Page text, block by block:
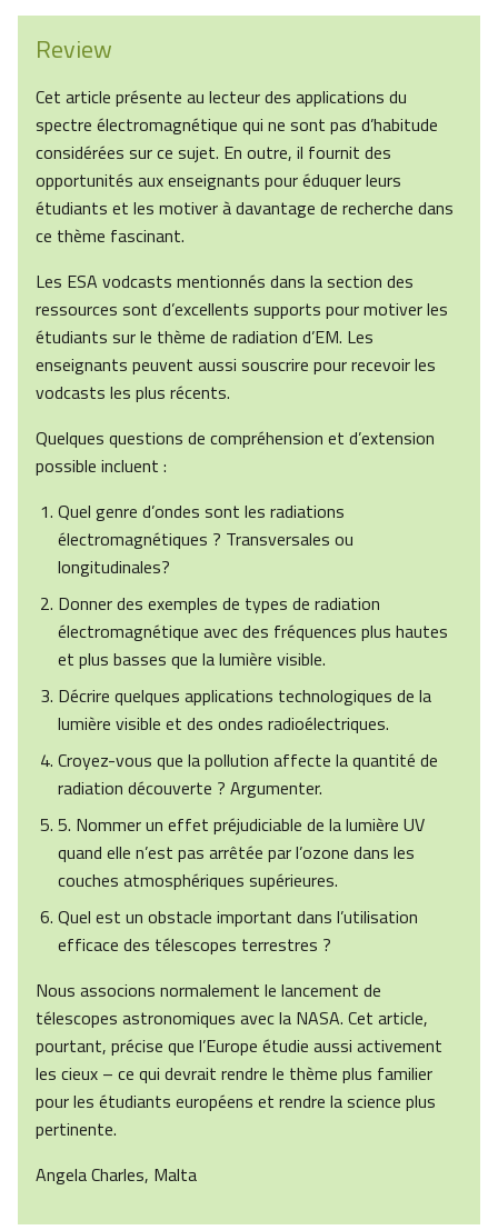
Review
Cet article présente au lecteur des applications du
spectre électromagnétique qui ne sont pas d’habitude
considérées sur ce sujet. En outre, il fournit des
opportunités aux enseignants pour éduquer leurs
étudiants et les motiver à davantage de recherche dans
ce thème fascinant.
Les ESA vodcasts mentionnés dans la section des
ressources sont d’excellents supports pour motiver les
étudiants sur le thème de radiation d’EM. Les
enseignants peuvent aussi souscrire pour recevoir les
vodcasts les plus récents.
Quelques questions de compréhension et d’extension
possible incluent :
Quel genre d’ondes sont les radiations
électromagnétiques ? Transversales ou
longitudinales?
Donner des exemples de types de radiation
électromagnétique avec des fréquences plus hautes
et plus basses que la lumière visible.
Décrire quelques applications technologiques de la
lumière visible et des ondes radioélectriques.
Croyez-vous que la pollution affecte la quantité de
radiation découverte ? Argumenter.
5. Nommer un effet préjudiciable de la lumière UV
quand elle n’est pas arrêtée par l’ozone dans les
couches atmosphériques supérieures.
Quel est un obstacle important dans l’utilisation
efficace des télescopes terrestres ?
Nous associons normalement le lancement de
télescopes astronomiques avec la NASA. Cet article,
pourtant, précise que l’Europe étudie aussi activement
les cieux – ce qui devrait rendre le thème plus familier
pour les étudiants européens et rendre la science plus
pertinente.
Angela Charles, Malta